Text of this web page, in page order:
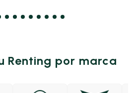
Renting por marca